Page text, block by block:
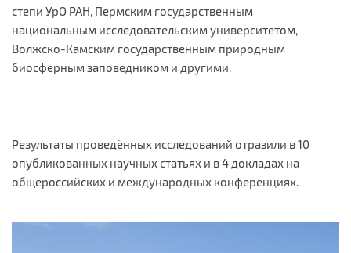
степи УрО РАН, Пермским государственным
национальным исследовательским университетом,
Волжско-Камским государственным природным
биосферным заповедником и другими.
Результаты проведённых исследований отразили в 10
опубликованных научных статьях и в 4 докладах на
общероссийских и международных конференциях.